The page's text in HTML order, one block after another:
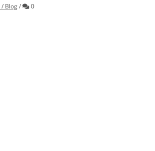
Blog / Kommentare
0